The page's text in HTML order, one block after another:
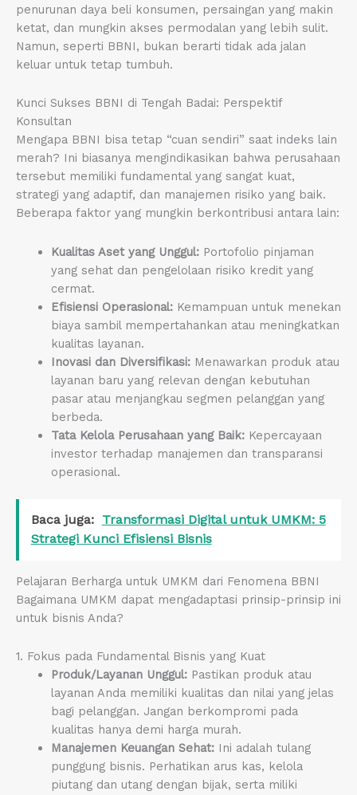
penurunan daya beli konsumen, persaingan yang makin
ketat, dan mungkin akses permodalan yang lebih sulit.
Namun, seperti BBNI, bukan berarti tidak ada jalan
keluar untuk tetap tumbuh.
Kunci Sukses BBNI di Tengah Badai: Perspektif
Konsultan
Mengapa BBNI bisa tetap “cuan sendiri” saat indeks lain
merah? Ini biasanya mengindikasikan bahwa perusahaan
tersebut memiliki fundamental yang sangat kuat,
strategi yang adaptif, dan manajemen risiko yang baik.
Beberapa faktor yang mungkin berkontribusi antara lain:
Kualitas Aset yang Unggul:Portofolio pinjaman
yang sehat dan pengelolaan risiko kredit yang
cermat.
Efisiensi Operasional:Kemampuan untuk menekan
biaya sambil mempertahankan atau meningkatkan
kualitas layanan.
Inovasi dan Diversifikasi:Menawarkan produk atau
layanan baru yang relevan dengan kebutuhan
pasar atau menjangkau segmen pelanggan yang
berbeda.
Tata Kelola Perusahaan yang Baik:Kepercayaan
investor terhadap manajemen dan transparansi
operasional.
Baca juga:
Transformasi Digital untuk UMKM: 5
Strategi Kunci Efisiensi Bisnis
Pelajaran Berharga untuk UMKM dari Fenomena BBNI
Bagaimana UMKM dapat mengadaptasi prinsip-prinsip ini
untuk bisnis Anda?
1. Fokus pada Fundamental Bisnis yang Kuat
Produk/Layanan Unggul:Pastikan produk atau
layanan Anda memiliki kualitas dan nilai yang jelas
bagi pelanggan. Jangan berkompromi pada
kualitas hanya demi harga murah.
Manajemen Keuangan Sehat:Ini adalah tulang
punggung bisnis. Perhatikan arus kas, kelola
piutang dan utang dengan bijak, serta miliki